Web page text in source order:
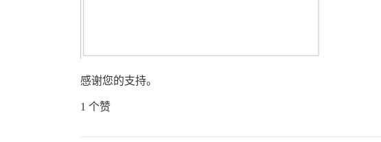
感谢您的支持。
1 个赞